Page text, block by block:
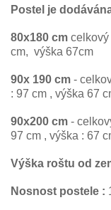
Postel je
80x180 cm celkový
cm, výška 67cm
90x 190 cm -
: 97 cm , výška 67
90x200 cm -
97 cm , výška : 67
Výška roštu od
Nosnost postele :